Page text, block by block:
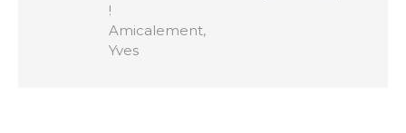
!
Amicalement,
Yves